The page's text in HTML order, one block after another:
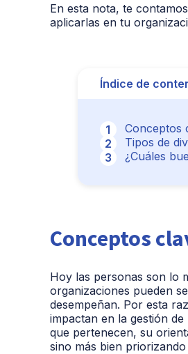
En esta nota, te
aplicarlas en tu
Índice de
Conceptos
Tipos de
¿Cuáles
Conceptos
Hoy las personas son lo
organizaciones pueden
desempeñan. Por esta
impactan en la gestión
que pertenecen, su
sino más bien